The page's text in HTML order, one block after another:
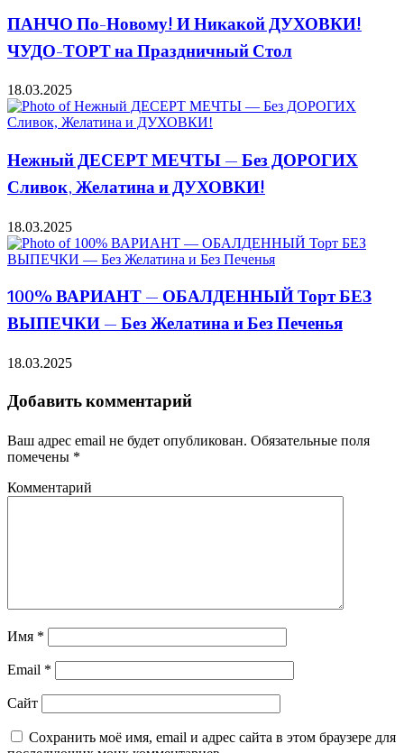
ПАНЧО По-Новому! И Никакой ДУХОВКИ!
ЧУДО-ТОРТ на Праздничный Стол
18.03.2025
Нежный ДЕСЕРТ МЕЧТЫ — Без ДОРОГИХ
Сливок, Желатина и ДУХОВКИ!
18.03.2025
100% ВАРИАНТ — ОБАЛДЕННЫЙ Торт БЕЗ
ВЫПЕЧКИ — Без Желатина и Без Печенья
18.03.2025
Добавить комментарий
Ваш адрес email не будет опубликован. Обязательные поля
помечены *
Комментарий
Имя *
Email *
Сайт
Сохранить моё имя, email и адрес сайта в этом браузере для